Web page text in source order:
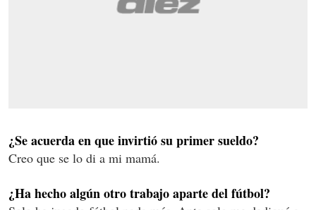
¿Se acuerda en que invirtió su primer sueldo?
Creo que se lo di a mi mamá.
¿Ha hecho algún otro trabajo aparte del fútbol?